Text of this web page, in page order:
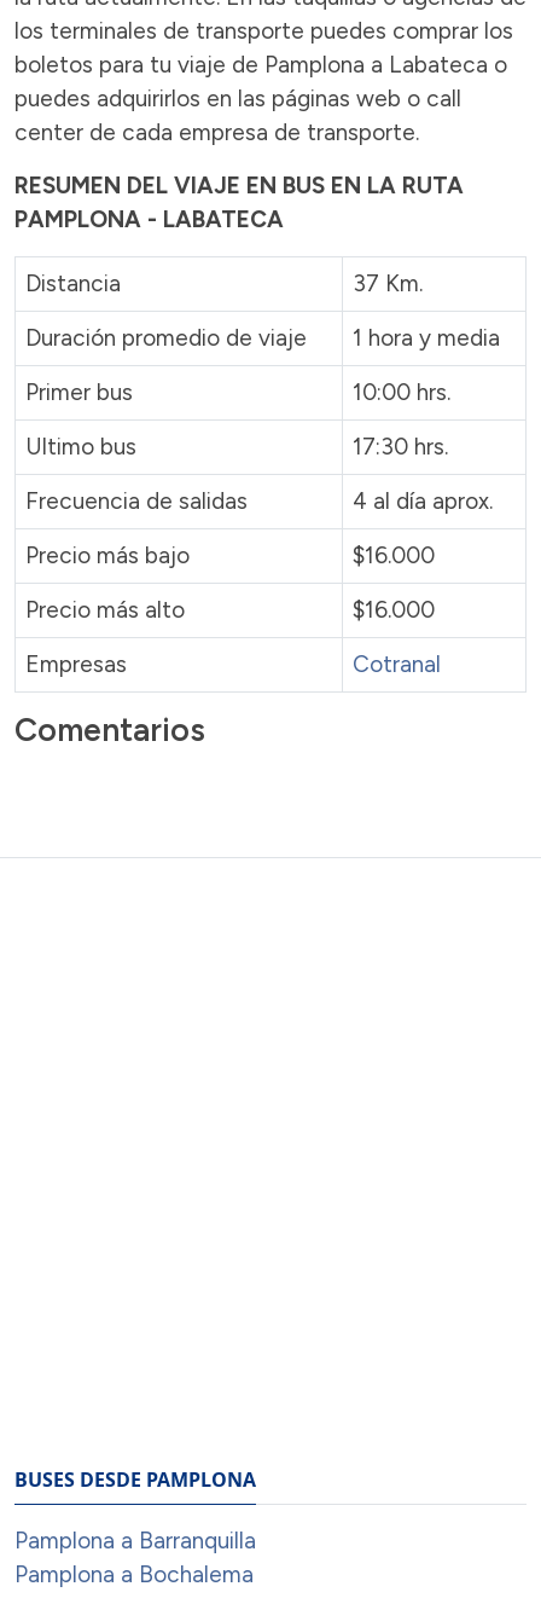
los terminales de transporte puedes comprar los
boletos para tu viaje de Pamplona a Labateca o
puedes adquirirlos en las páginas web o call
center de cada empresa de transporte.
RESUMEN DEL VIAJE EN BUS EN LA RUTA
PAMPLONA - LABATECA
Distancia
37 Km.
Duración promedio de viaje
1 hora y media
Primer bus
10:00 hrs.
Ultimo bus
17:30 hrs.
Frecuencia de salidas
4 al día aprox.
Precio más bajo
$16.000
Precio más alto
$16.000
Empresas
Cotranal
Comentarios
BUSES DESDE PAMPLONA
Pamplona a Barranquilla
Pamplona a Bochalema